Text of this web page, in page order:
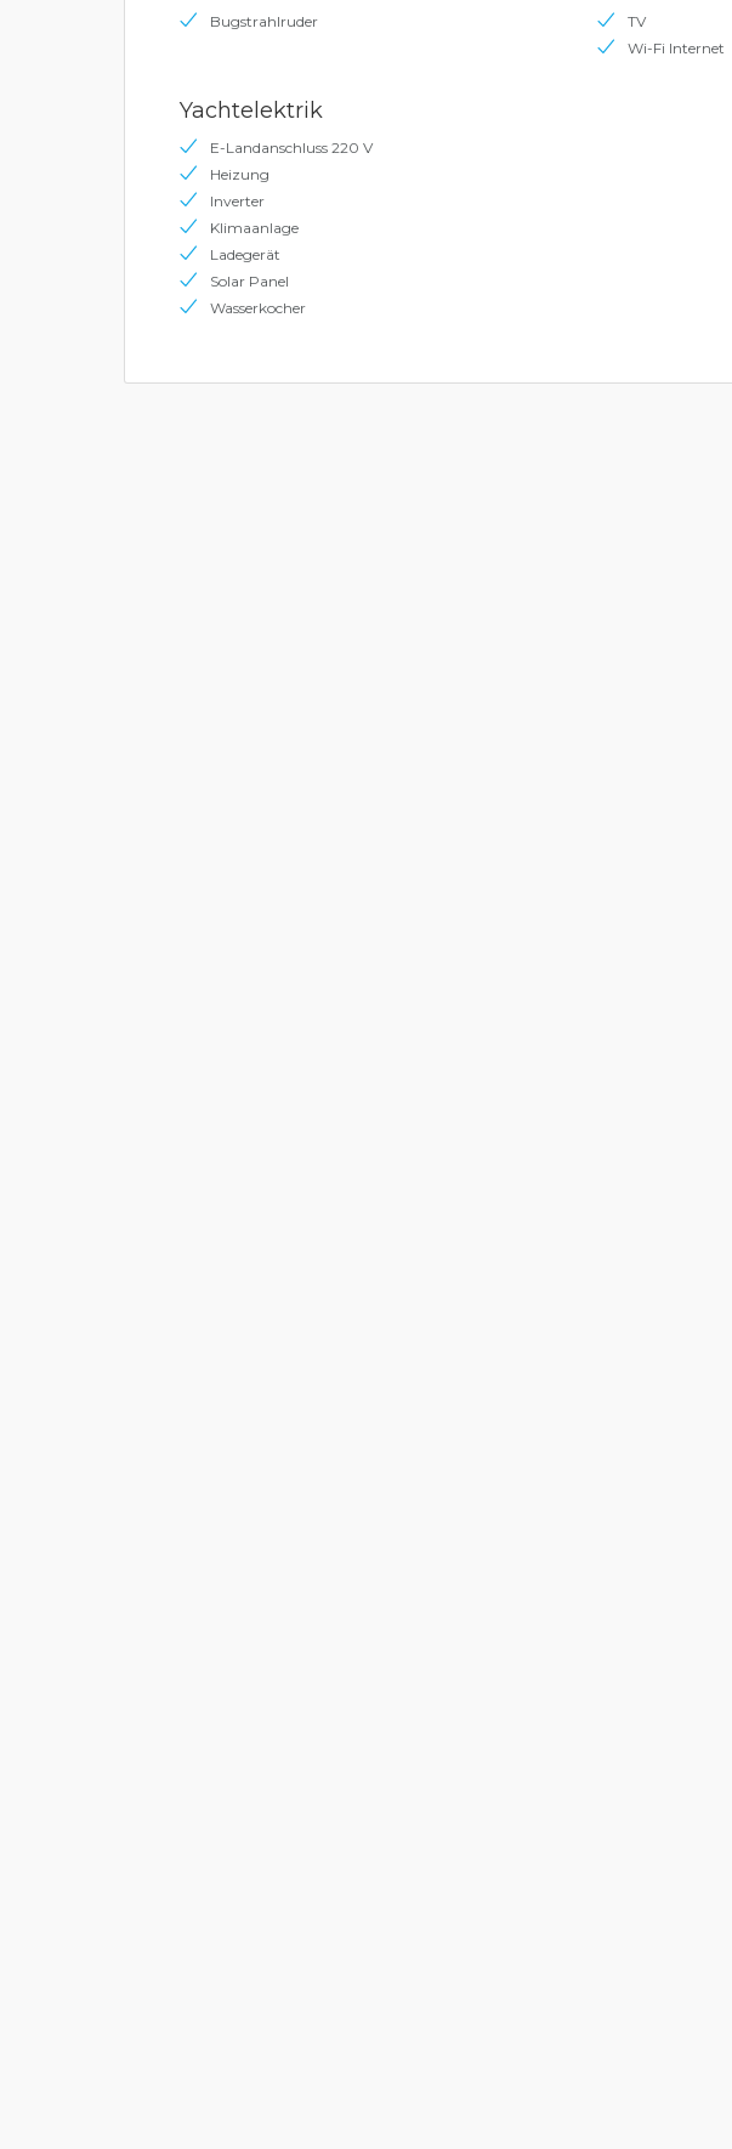
Bugstrahlruder
TV
Wi-Fi Internet
Yachtelektrik
E-Landanschluss 220 V
Heizung
Inverter
Klimaanlage
Ladegerät
Solar Panel
Wasserkocher